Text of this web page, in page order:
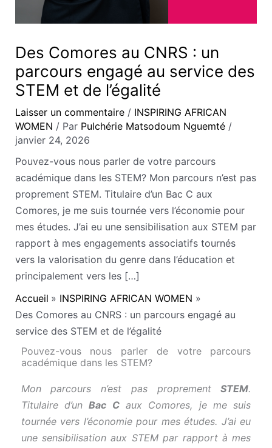
Des Comores au CNRS : un
parcours engagé au service des
STEM et de l’égalité
Laisser un commentaire / INSPIRING AFRICAN
WOMEN / Par Pulchérie Matsodoum Nguemté /
janvier 24, 2026
Pouvez-vous nous parler de votre parcours
académique dans les STEM? Mon parcours n’est pas
proprement STEM. Titulaire d’un Bac C aux
Comores, je me suis tournée vers l’économie pour
mes études. J’ai eu une sensibilisation aux STEM par
rapport à mes engagements associatifs tournés
vers la valorisation du genre dans l’éducation et
principalement vers les […]
Accueil
INSPIRING AFRICAN WOMEN
Des Comores au CNRS : un parcours engagé au
service des STEM et de l’égalité
Pouvez-vous nous parler de votre parcours
académique dans les STEM?
Mon parcours n’est pas proprementSTEM.
Titulaire d’unBac Caux Comores, je me suis
tournée vers l’économie pour mes études. J’ai eu
une sensibilisation aux STEM par rapport à mes